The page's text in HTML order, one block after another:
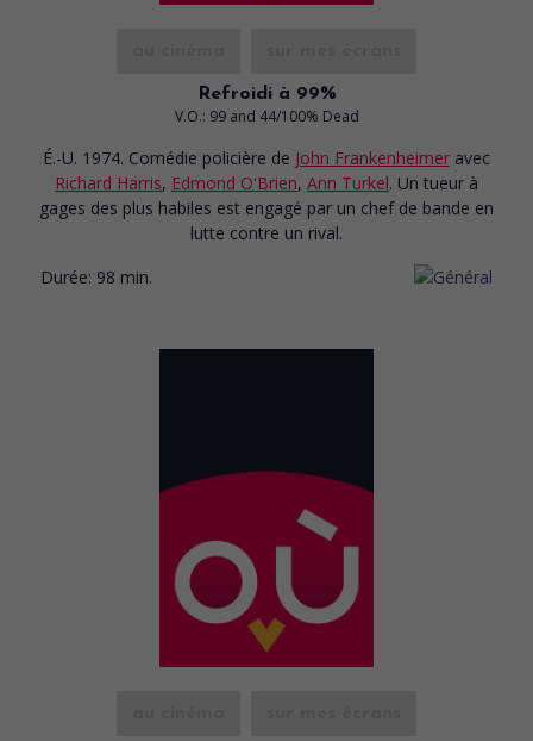
Refroidi à 99%
V.O.: 99 and 44/100% Dead
É.-U. 1974. Comédie policière de John Frankenheimer avec
Richard Harris, Edmond O'Brien, Ann Turkel. Un tueur à
gages des plus habiles est engagé par un chef de bande en
lutte contre un rival.
Durée: 98 min.